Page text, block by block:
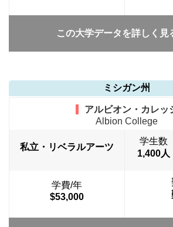
この大学データを詳しく
ミシガン州
アルビオン・カレッ
Albion College
私立・リベラルアーツ
学生数
1,400人
学費/年
$53,000